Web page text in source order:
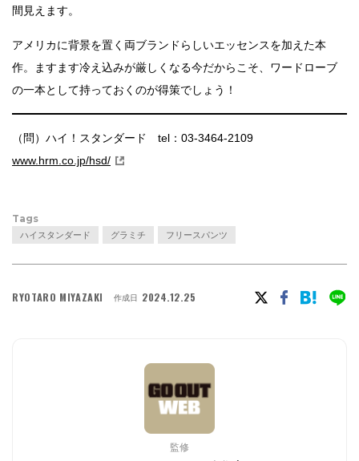
間見えます。
アメリカに背景を置く両ブランドらしいエッセンスを加えた本
作。ますます冷え込みが厳しくなる今だからこそ、ワードローブ
の一本として持っておくのが得策でしょう！
（問）ハイ！スタンダード tel：03-3464-2109
www.hrm.co.jp/hsd/
Tags
ハイスタンダード グラミチ フリースパンツ
RYOTARO MIYAZAKI 作成日 2024.12.25
監修